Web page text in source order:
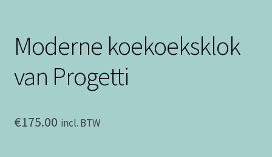
Moderne koekoeksklok
van Progetti
€175.00 incl. BTW